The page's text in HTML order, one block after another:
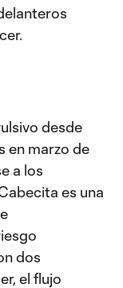
desde
en marzo de
a los
es una
dos
el flujo